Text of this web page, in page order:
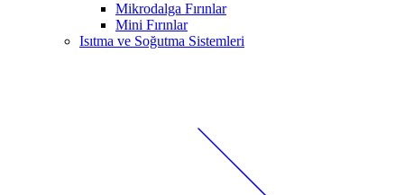
Mikrodalga Fırınlar
Mini Fırınlar
Isıtma ve Soğutma Sistemleri